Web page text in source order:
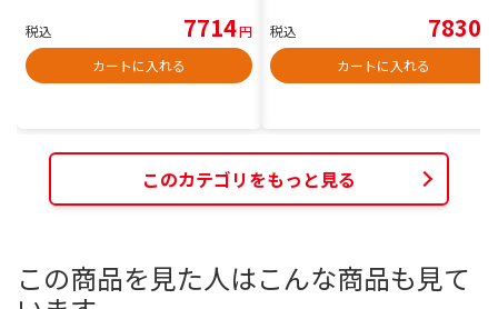
税込 7714円
カートに入れる
税込 7830
カートに入れる
このカテゴリをもっと見る
この商品を見た人はこんな商品も見て